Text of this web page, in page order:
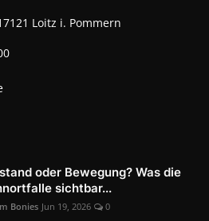
Loitz i. Pommern
oder Bewegung? Was die
sichtbar...
Bonies Jun 19, 2026 0